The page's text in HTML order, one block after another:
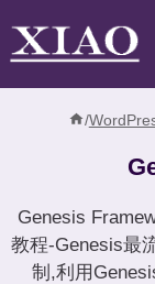
/
Genesis
教程-Genesis最
制,利用